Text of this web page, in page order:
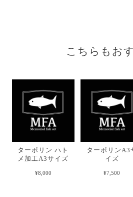
こちらもお
ターポリン ハト
メ加工A3サイズ
¥8,000
ターポリンA3
イズ
¥7,500